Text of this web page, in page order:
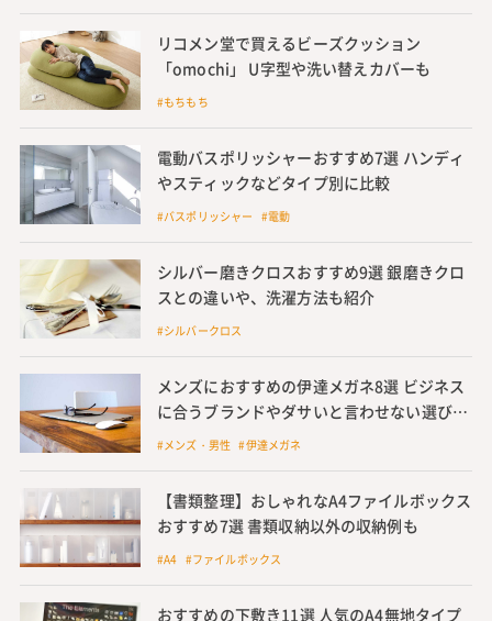
リコメン堂で買えるビーズクッション
「omochi」 U字型や洗い替えカバーも
#もちもち
電動バスポリッシャーおすすめ7選 ハンディ
やスティックなどタイプ別に比較
#バスポリッシャー #電動
シルバー磨きクロスおすすめ9選 銀磨きクロ
スとの違いや、洗濯方法も紹介
#シルバークロス
メンズにおすすめの伊達メガネ8選 ビジネス
に合うブランドやダサいと言わせない選び方
も
#メンズ・男性 #伊達メガネ
【書類整理】おしゃれなA4ファイルボックス
おすすめ7選 書類収納以外の収納例も
#A4 #ファイルボックス
おすすめの下敷き11選 人気のA4無地タイプ